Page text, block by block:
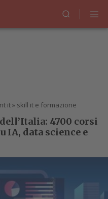
it» skill it e formazione
4700 corsi
IA, data science e